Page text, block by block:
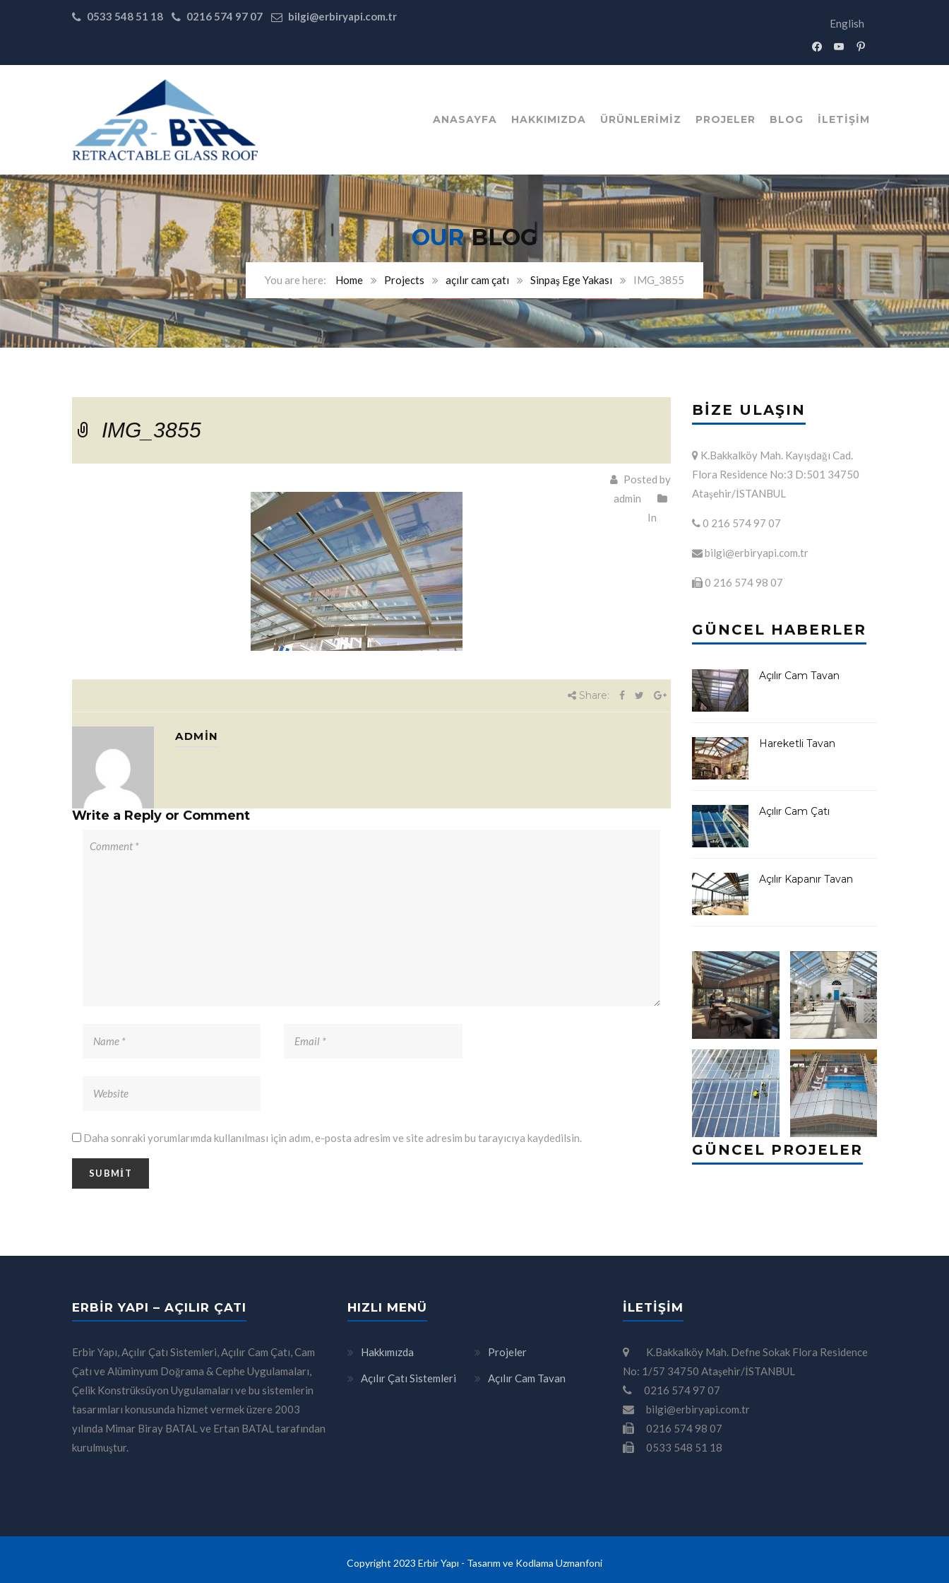
0533 548 51 18 0216 574 97 07 bilgi@erbiryapi.com.tr
English
facebookyoutubepinterest
ANASAYFA HAKKIMIZDA ÜRÜNLERIMIZ PROJELER BLOG İLETIŞIM
OURBLOG
Home Projects açılır cam çatı Sinpaş Ege Yakası IMG_3855
IMG_3855
Posted by
admin
In
Share:
ADMIN
Write a Reply or Comment
Daha sonraki yorumlarımda kullanılması için adım, e-posta adresim ve site adresim bu tarayıcıya kaydedilsin.
BIZE ULAŞIN
K.Bakkalköy Mah. Kayışdağı Cad.
Flora Residence No:3 D:501 34750
Ataşehir/İSTANBUL
0 216 574 97 07
bilgi@erbiryapi.com.tr
0 216 574 98 07
GÜNCEL HABERLER
Açılır Cam Tavan
Hareketli Tavan
Açılır Cam Çatı
Açılır Kapanır Tavan
GÜNCEL PROJELER
ERBIR YAPI – AÇILIR ÇATI
Erbir Yapı, Açılır Çatı Sistemleri, Açılır Cam Çatı, Cam
Çatı ve Alüminyum Doğrama & Cephe Uygulamaları,
Çelik Konstrüksüyon Uygulamaları ve bu sistemlerin
tasarımları konusunda hizmet vermek üzere 2003
yılında Mimar Biray BATAL ve Ertan BATAL tarafından
kurulmuştur.
HIZLI MENÜ
Hakkımızda Projeler
Açılır Çatı Sistemleri Açılır Cam Tavan
İLETIŞIM
K.Bakkalköy Mah. Defne Sokak Flora Residence
No: 1/57 34750 Ataşehir/İSTANBUL
0216 574 97 07
bilgi@erbiryapi.com.tr
0216 574 98 07
0533 548 51 18
Copyright 2023 Erbir Yapı - Tasarım ve Kodlama Uzmanfoni